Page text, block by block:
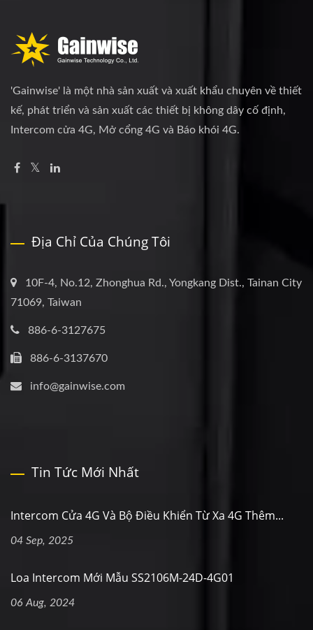
'Gainwise' là một nhà sản xuất và xuất khẩu chuyên về thiết
kế, phát triển và sản xuất các thiết bị không dây cố định,
Intercom cửa 4G, Mở cổng 4G và Báo khói 4G.
Địa Chỉ Của Chúng Tôi
10F-4, No.12, Zhonghua Rd., Yongkang Dist., Tainan City
71069, Taiwan
886-6-3127675
886-6-3137670
info@gainwise.com
Tin Tức Mới Nhất
Intercom Cửa 4G Và Bộ Điều Khiển Từ Xa 4G Thêm...
04 Sep, 2025
Loa Intercom Mới Mẫu SS2106M-24D-4G01
06 Aug, 2024